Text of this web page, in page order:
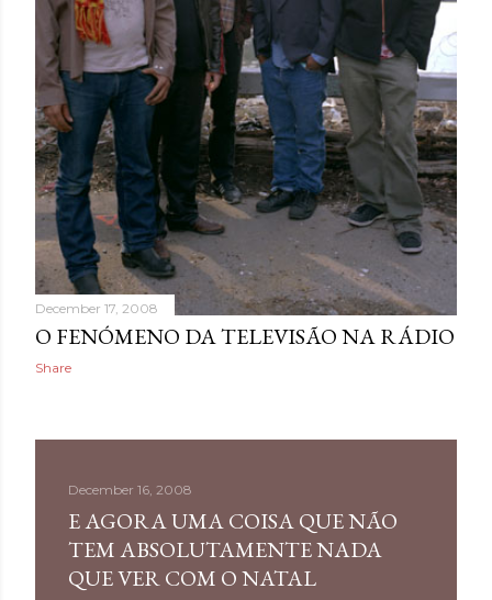
December 17, 2008
O FENÓMENO DA TELEVISÃO NA RÁDIO
Share
December 16, 2008
E AGORA UMA COISA QUE NÃO
TEM ABSOLUTAMENTE NADA
QUE VER COM O NATAL